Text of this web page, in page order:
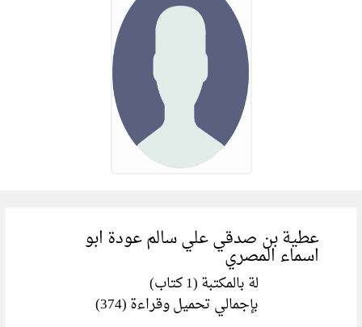
عطية بن صدقي علي سالم عودة ابو
اسماء المصري
لة بالمكتبة (1 كتاب)
بإجمالي تحميل وقراءة (374)